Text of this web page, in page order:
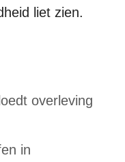
liet zien.
overleving
in